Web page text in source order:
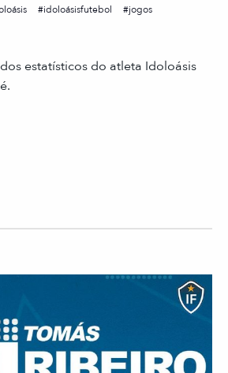
idoloásisfutebol
jogos
estatísticos do atleta Idoloásis